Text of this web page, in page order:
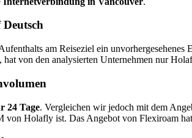
am Reiseziel ein
hat von den analysierten Unternehmen nur
24 Tage. Vergleichen wir jedoch mit dem
von Holafly ist. Das Angebot von Flexiroam